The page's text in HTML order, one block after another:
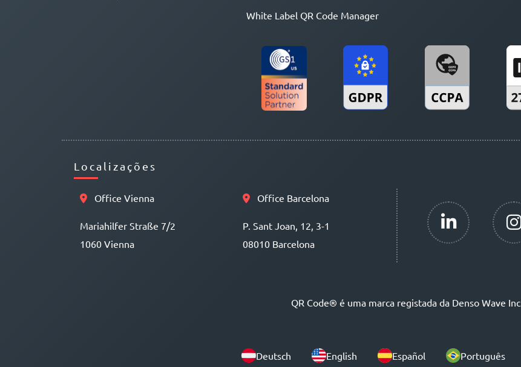
White Label QR Code Manager
Localizações
Office Vienna
Mariahilfer Straße 7/2
1060 Vienna
Office Barcelona
P. Sant Joan, 12, 3-1
08010 Barcelona
QR Code® é uma marca registada da Denso Wave Inc.
Deutsch English Español Português